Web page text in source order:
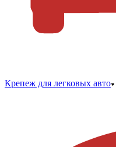
Крепеж для легковых авто